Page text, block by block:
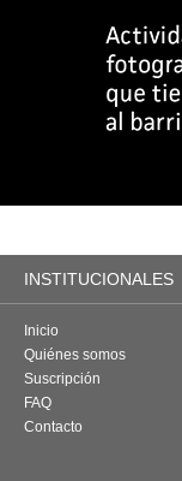
INSTITUCIONALES
Inicio
Quiénes somos
Suscripción
FAQ
Contacto